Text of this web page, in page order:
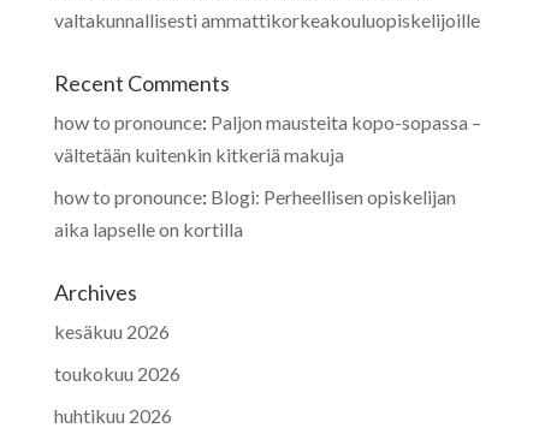
valtakunnallisesti ammattikorkeakouluopiskelijoille
Recent Comments
how to pronounce: Paljon mausteita kopo-sopassa –
vältetään kuitenkin kitkeriä makuja
how to pronounce: Blogi: Perheellisen opiskelijan
aika lapselle on kortilla
Archives
kesäkuu 2026
toukokuu 2026
huhtikuu 2026